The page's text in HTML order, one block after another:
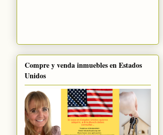
Compre y venda inmuebles en Estados
Unidos